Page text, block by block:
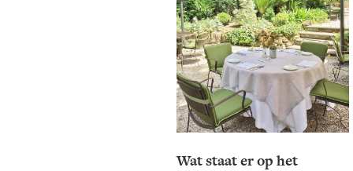
Wat staat er op het